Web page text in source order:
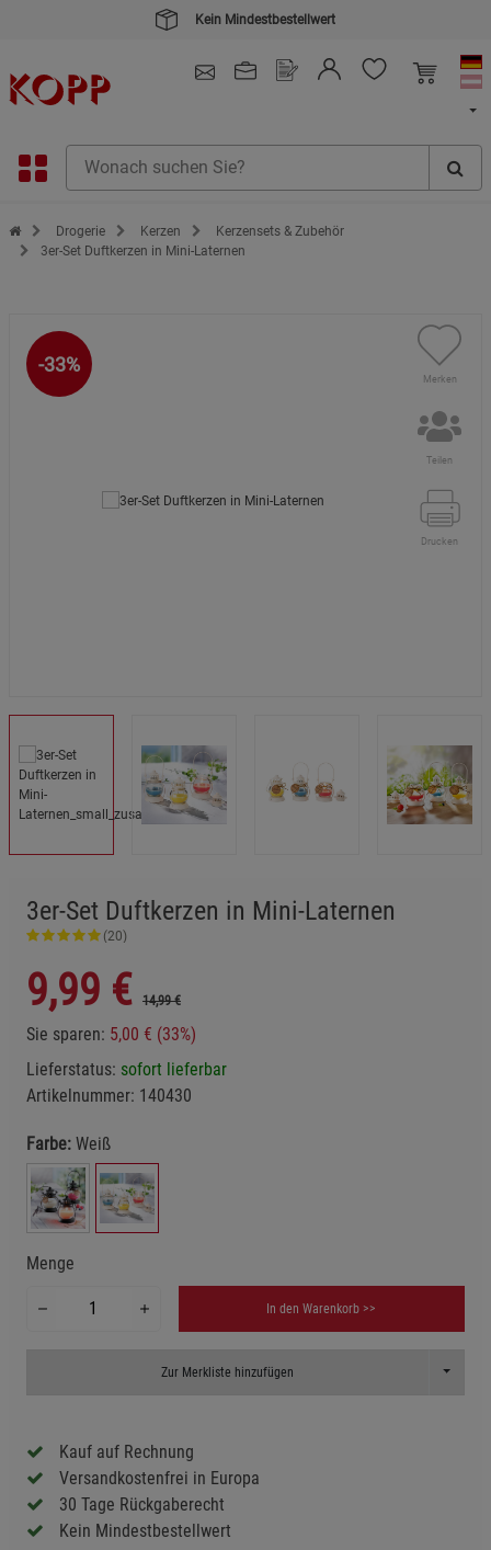
Kein Mindestbestellwert
Zur Startseite des Kopp Verlag Online-Shop
Drogerie Kerzen
Kerzensets & Zubehör
3er-Set Duftkerzen in Mini-Laternen
-33%
Merken
Teilen
Drucken
3er-Set Duftkerzen in Mini-Laternen
(20)
9,99 € 14,99 €
Sie sparen: 5,00 € (33%)
Lieferstatus: sofort lieferbar
Artikelnummer: 140430
Farbe: Weiß
Menge
In den Warenkorb >>
Zur Merkliste hinzufügen Toggle
Kauf auf Rechnung
Versandkostenfrei in Europa
30 Tage Rückgaberecht
Kein Mindestbestellwert